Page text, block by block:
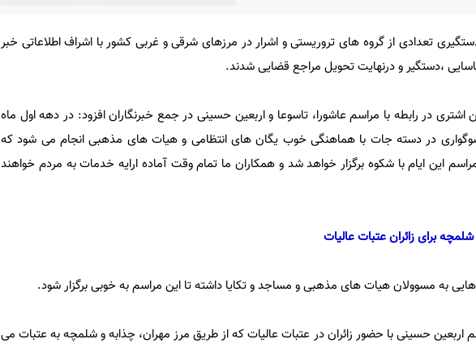
دستگیری تعدادی از گروه های تروریستی و اشرار در مرزهای شرقی و غربی کشور با اشراف اطلاعاتی خبر
،دستگیر و درنهایت تحویل مراجع قضایی شدند.
اشتری در رابطه با مراسم عاشورا، تاسوعا و اربعین حسینی در جمع خبرنگاران افزود: در دهه اول ماه
در دسته جات با هماهنگی خوب یگان های انتظامی و هیات های مذهبی انجام می شود که
این ایام با شکوه برگزار خواهد شد و همکاران ما تمام وقت آماده ارایه خدمات به مردم خواهند
برای زائران عتبات عالیات
به مسوولان هیات های مذهبی و مساجد و تکایا داشته تا این مراسم به خوبی برگزار شود.
اربعین حسینی با حضور زائران در عتبات عالیات که از طریق مرز مهران، چذابه و شلمچه به عتبات می